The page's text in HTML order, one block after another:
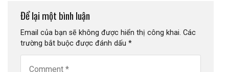
Để lại một bình luận
Email của bạn sẽ không được hiển thị công khai. Các
trường bắt buộc được đánh dấu *